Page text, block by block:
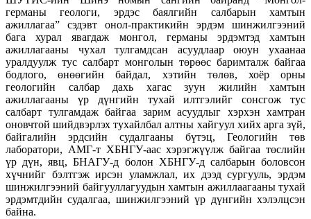
германы геологи, эрдэс баялгийн салбарын хамтын
ажиллагаа” сэдэвт онол-практикийн эрдэм шинжилгээний
бага хурал явагдаж монгол, германы эрдэмтэд хамтын
ажиллагааны чухал тулгамдсан асуудлаар оюун ухаанаа
уралдуулж тус салбарт монголын төрөөс баримталж байгаа
бодлого, өнөөгийн байдал, хэтийн төлөв, хоёр орны
геологийн салбар дахь хагас зуун жилийн хамтын
ажиллагааны үр дүнгийн тухай илтгэлийг сонсгож тус
салбарт тулгамдаж байгаа зарим асуудлыг хэрхэн хамтран
оновчтой шийдвэрлэх тухайлбал алтны хайгуул хийх арга зүй,
байгалийн эрдсийн судалгааны бүтэц, Геологийн төв
лаборатори, АМГ-т ХБНГУ-аас хэрэгжүүлж байгаа төслийн
үр дүн, явц, БНАГУ-д болон ХБНГУ-д салбарын боловсон
хүчнийг бэлтгэж ирсэн уламжлал, их дээд сургууль, эрдэм
шинжилгээний байгууллагуудын хамтын ажиллаагааны тухай
эрдэмтдийн судалгаа, шинжилгээний үр дүнгийн хэлэлцсэн
байна.